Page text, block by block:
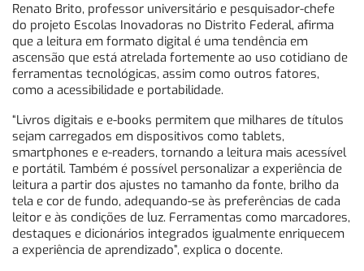
Renato Brito, professor universitário e pesquisador-chefe
do projeto Escolas Inovadoras no Distrito Federal, afirma
que a leitura em formato digital é uma tendência em
ascensão que está atrelada fortemente ao uso cotidiano de
ferramentas tecnológicas, assim como outros fatores,
como a acessibilidade e portabilidade.
“Livros digitais e e-books permitem que milhares de títulos
sejam carregados em dispositivos como tablets,
smartphones e e-readers, tornando a leitura mais acessível
e portátil. Também é possível personalizar a experiência de
leitura a partir dos ajustes no tamanho da fonte, brilho da
tela e cor de fundo, adequando-se às preferências de cada
leitor e às condições de luz. Ferramentas como marcadores,
destaques e dicionários integrados igualmente enriquecem
a experiência de aprendizado”, explica o docente.